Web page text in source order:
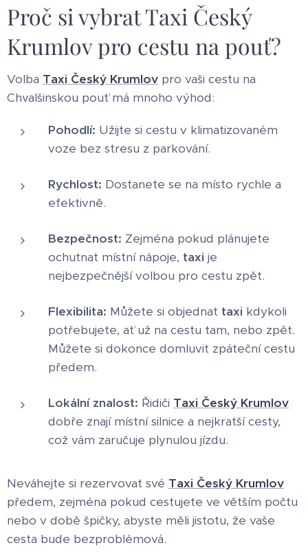
Proč si vybrat Taxi Český
Krumlov pro cestu na pouť?
Volba Taxi Český Krumlov pro vaši cestu na
Chvalšinskou pouť má mnoho výhod:
Pohodlí: Užijte si cestu v klimatizovaném
voze bez stresu z parkování.
Rychlost: Dostanete se na místo rychle a
efektivně.
Bezpečnost: Zejména pokud plánujete
ochutnat místní nápoje, taxi je
nejbezpečnější volbou pro cestu zpět.
Flexibilita: Můžete si objednat taxi kdykoli
potřebujete, ať už na cestu tam, nebo zpět.
Můžete si dokonce domluvit zpáteční cestu
předem.
Lokální znalost: Řidiči Taxi Český Krumlov
dobře znají místní silnice a nejkratší cesty,
což vám zaručuje plynulou jízdu.
Neváhejte si rezervovat své Taxi Český Krumlov
předem, zejména pokud cestujete ve větším počtu
nebo v době špičky, abyste měli jistotu, že vaše
cesta bude bezproblémová.